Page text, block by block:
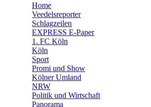
🛒 Shoppingwelt
🧩 Spiele
Home
Veedelsreporter
Schlagzeilen
EXPRESS E-Paper
1. FC Köln
Köln
Sport
Promi und Show
Kölner Umland
NRW
Politik und Wirtschaft
Panorama